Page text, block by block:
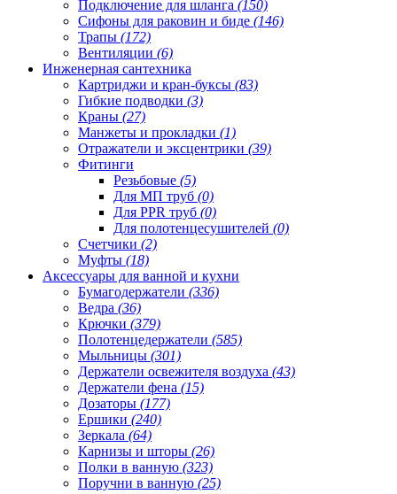
Подключение для шланга (150)
Сифоны для раковин и биде (146)
Трапы (172)
Вентиляции (6)
Инженерная сантехника
Картриджи и кран-буксы (83)
Гибкие подводки (3)
Краны (27)
Манжеты и прокладки (1)
Отражатели и эксцентрики (39)
Фитинги
Резьбовые (5)
Для МП труб (0)
Для PPR труб (0)
Для полотенцесушителей (0)
Счетчики (2)
Муфты (18)
Аксессуары для ванной и кухни
Бумагодержатели (336)
Ведра (36)
Крючки (379)
Полотенцедержатели (585)
Мыльницы (301)
Держатели освежителя воздуха (43)
Держатели фена (15)
Дозаторы (177)
Ершики (240)
Зеркала (64)
Карнизы и шторы (26)
Полки в ванную (323)
Поручни в ванную (25)